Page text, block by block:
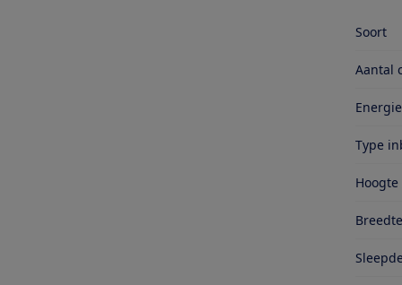
Soort
Aantal
Type
Breedte